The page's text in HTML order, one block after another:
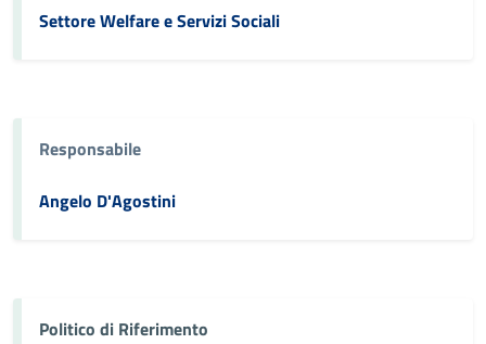
Settore Welfare e Servizi Sociali
Responsabile
Angelo D'Agostini
Politico di Riferimento